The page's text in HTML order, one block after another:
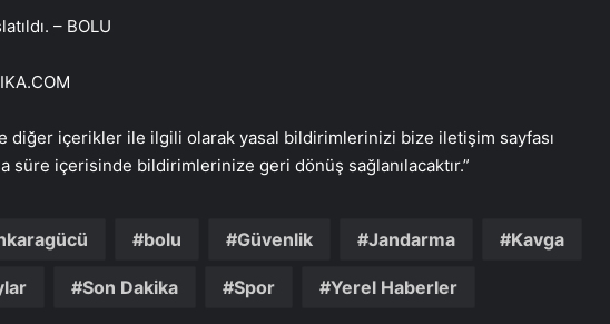
– BOLU
diğer içerikler ile ilgili olarak yasal bildirimlerinizi bize iletişim sayfası
süre içerisinde bildirimlerinize geri dönüş sağlanılacaktır.”
bolu Güvenlik Jandarma Kavga
Son Dakika Spor Yerel Haberler
tanıttı
füze satışına onay!